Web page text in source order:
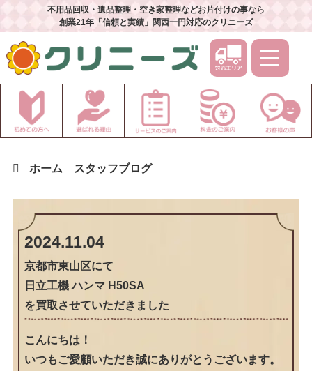
不用品回収・遺品整理・空き家整理などお片付けの事なら
創業21年「信頼と実績」関西一円対応のクリニーズ
ホーム スタッフブログ
2024.11.04
京都市東山区にて
日立工機 ハンマ H50SA
を買取させていただきました
こんにちは！
いつもご愛顧いただき誠にありがとうございます。